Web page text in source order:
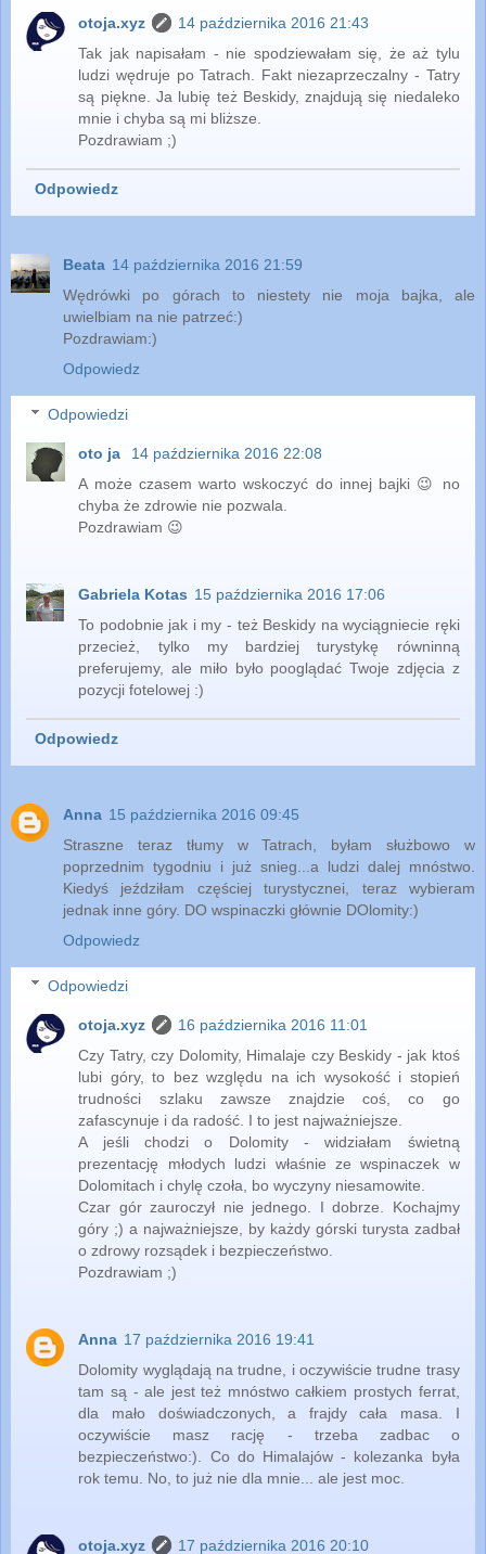
otoja.xyz
14 października 2016 21:43
Tak jak napisałam - nie spodziewałam się, że aż tylu
ludzi wędruje po Tatrach. Fakt niezaprzeczalny - Tatry
są piękne. Ja lubię też Beskidy, znajdują się niedaleko
mnie i chyba są mi bliższe.
Pozdrawiam ;)
Odpowiedz
Beata 14 października 2016 21:59
Wędrówki po górach to niestety nie moja bajka, ale
uwielbiam na nie patrzeć:)
Pozdrawiam:)
Odpowiedz
Odpowiedzi
oto ja
14 października 2016 22:08
A może czasem warto wskoczyć do innej bajki 😉 no
chyba że zdrowie nie pozwala.
Pozdrawiam 😉
Gabriela Kotas 15 października 2016 17:06
To podobnie jak i my - też Beskidy na wyciągniecie ręki
przecież, tylko my bardziej turystykę równinną
preferujemy, ale miło było pooglądać Twoje zdjęcia z
pozycji fotelowej :)
Odpowiedz
Anna 15 października 2016 09:45
Straszne teraz tłumy w Tatrach, byłam służbowo w
poprzednim tygodniu i już snieg...a ludzi dalej mnóstwo.
Kiedyś jeździłam częściej turystycznei, teraz wybieram
jednak inne góry. DO wspinaczki głównie DOlomity:)
Odpowiedz
Odpowiedzi
otoja.xyz
16 października 2016 11:01
Czy Tatry, czy Dolomity, Himalaje czy Beskidy - jak ktoś
lubi góry, to bez względu na ich wysokość i stopień
trudności szlaku zawsze znajdzie coś, co go
zafascynuje i da radość. I to jest najważniejsze.
A jeśli chodzi o Dolomity - widziałam świetną
prezentację młodych ludzi właśnie ze wspinaczek w
Dolomitach i chylę czoła, bo wyczyny niesamowite.
Czar gór zauroczył nie jednego. I dobrze. Kochajmy
góry ;) a najważniejsze, by każdy górski turysta zadbał
o zdrowy rozsądek i bezpieczeństwo.
Pozdrawiam ;)
Anna 17 października 2016 19:41
Dolomity wyglądają na trudne, i oczywiście trudne trasy
tam są - ale jest też mnóstwo całkiem prostych ferrat,
dla mało doświadczonych, a frajdy cała masa. I
oczywiście masz rację - trzeba zadbac o
bezpieczeństwo:). Co do Himalajów - kolezanka była
rok temu. No, to już nie dla mnie... ale jest moc.
otoja.xyz 17 października 2016 20:10